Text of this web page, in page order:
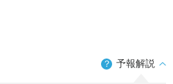
？ 予報解説